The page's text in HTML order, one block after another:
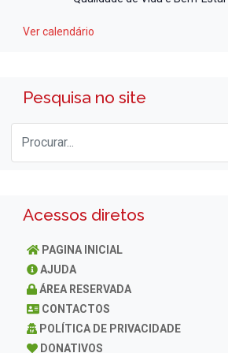
Ver calendário
Pesquisa no site
Acessos diretos
PAGINA INICIAL
AJUDA
ÁREA RESERVADA
CONTACTOS
POLÍTICA DE PRIVACIDADE
DONATIVOS